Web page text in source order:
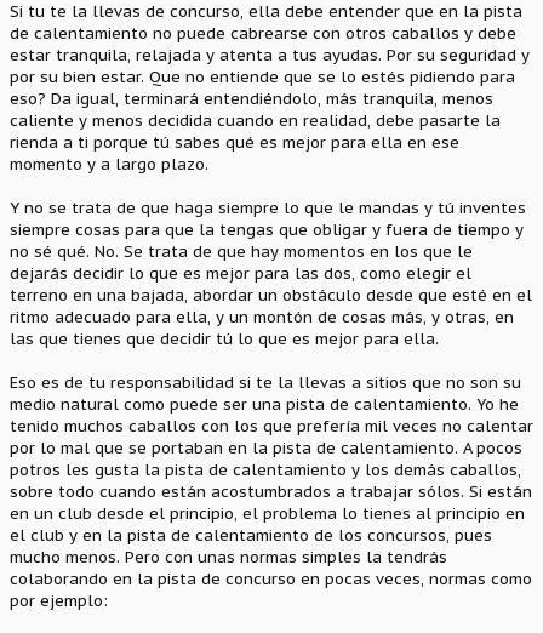
Si tu te la llevas de concurso, ella debe entender que en la pista
de calentamiento no puede cabrearse con otros caballos y debe
estar tranquila, relajada y atenta a tus ayudas. Por su seguridad y
por su bien estar. Que no entiende que se lo estés pidiendo para
eso? Da igual, terminará entendiéndolo, más tranquila, menos
caliente y menos decidida cuando en realidad, debe pasarte la
rienda a ti porque tú sabes qué es mejor para ella en ese
momento y a largo plazo.
Y no se trata de que haga siempre lo que le mandas y tú inventes
siempre cosas para que la tengas que obligar y fuera de tiempo y
no sé qué. No. Se trata de que hay momentos en los que le
dejarás decidir lo que es mejor para las dos, como elegir el
terreno en una bajada, abordar un obstáculo desde que esté en el
ritmo adecuado para ella, y un montón de cosas más, y otras, en
las que tienes que decidir tú lo que es mejor para ella.
Eso es de tu responsabilidad si te la llevas a sitios que no son su
medio natural como puede ser una pista de calentamiento. Yo he
tenido muchos caballos con los que prefería mil veces no calentar
por lo mal que se portaban en la pista de calentamiento. A pocos
potros les gusta la pista de calentamiento y los demás caballos,
sobre todo cuando están acostumbrados a trabajar sólos. Si están
en un club desde el principio, el problema lo tienes al principio en
el club y en la pista de calentamiento de los concursos, pues
mucho menos. Pero con unas normas simples la tendrás
colaborando en la pista de concurso en pocas veces, normas como
por ejemplo: